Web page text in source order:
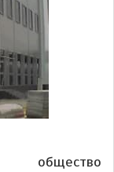
общество